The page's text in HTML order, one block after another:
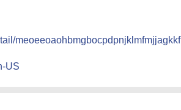
meoeeoaohbmgbocpdpnjklmfmjjagkkf
US